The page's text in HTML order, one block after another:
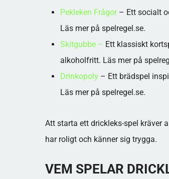
Pekleken Frågor– Ett socialt
Läs mer på spelregel.se.
Skitgubbe – Ett klassiskt
alkoholfritt. Läs mer på
Drinkopoly – Ett brädspel
Läs mer på spelregel.se.
Att starta ett drickleks-spel kräver
har roligt och känner sig trygga.
VEM SPELAR